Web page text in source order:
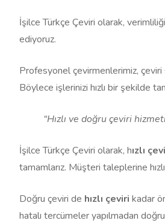
İşilce Türkçe Çeviri olarak,
ediyoruz.
Profesyonel çevirmenlerimiz, çeviri
Böylece işlerinizi hızlı bir şekilde
“Hızlı ve doğru çeviri
İşilce Türkçe Çeviri olarak, hızlı
tamamlarız. Müşteri taleplerine
Doğru çeviri de hızlı çeviri kadar
hatalı tercümeler yapılmadan